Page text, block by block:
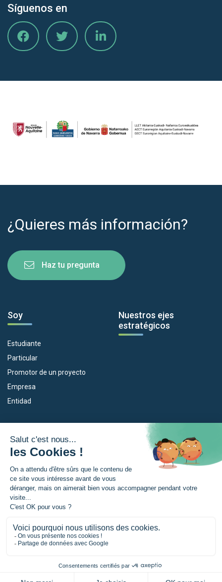
Síguenos en
¿Quieres más información?
Haz tu pregunta
Soy
Estudiante
Particular
Promotor de un proyecto
Empresa
Entidad
Nuestros ejes
estratégicos
Empleo
Eskola Futura
Forma NAEN
TRANSFERMUGA-RREKIN
La Eurorregión
¿Qué es la Eurorregión?
Noticias
Area de prensea
© Eurorregion Nueva Aquitania, Euskadi, Navarra |Menciones legales